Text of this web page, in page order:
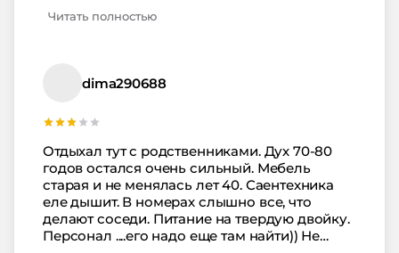
Кисловодска апрель-май и сентябрь-
Читать полностью
dima290688
Отдыхал тут с родственниками. Дух 70-80
годов остался очень сильный. Мебель
старая и не менялась лет 40. Саентехника
еле дышит. В номерах слышно все, что
делают соседи. Питание на твердую двойку.
Персонал ....его надо еще там найти)) Не